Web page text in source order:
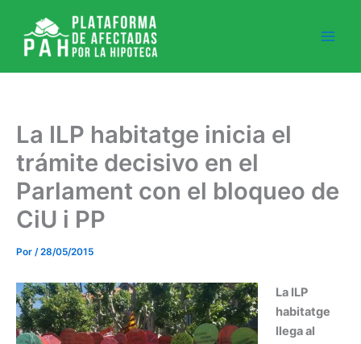
contenido
La ILP habitatge inicia el
trámite decisivo en el
Parlament con el bloqueo de
CiU i PP
Por /28/05/2015
La ILP
habitatge
llega al